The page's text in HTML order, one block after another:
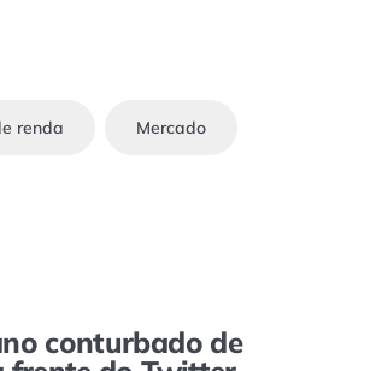
renda Mercado
conturbado de